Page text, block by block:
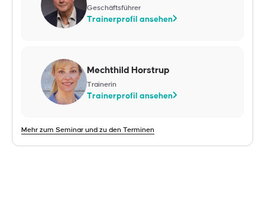
Geschäftsführer
Trainerprofil ansehen
Mechthild Horstrup
Trainerin
Trainerprofil ansehen
Mehr zum Seminar und zu den Terminen